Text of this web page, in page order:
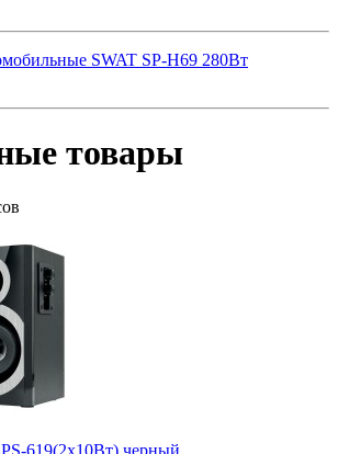
SWAT SP-H69 280Вт
товары
619(2x10Вт) черный